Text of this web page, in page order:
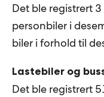
Det ble registrert
personbiler i
biler i forhold til
Lastebiler og
Det ble registrert